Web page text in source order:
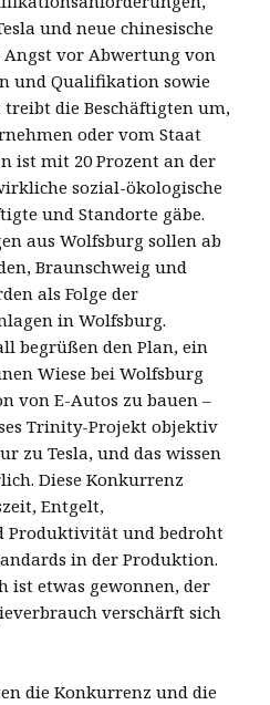
und neue chinesische
vor Abwertung von
und Qualifikation sowie
die Beschäftigten um,
oder vom Staat
ist mit 20 Prozent an der
sozial-ökologische
und Standorte gäbe.
aus Wolfsburg sollen ab
Braunschweig und
als Folge der
in Wolfsburg.
begrüßen den Plan, ein
Wiese bei Wolfsburg
von E-Autos zu bauen –
Trinity-Projekt objektiv
zu Tesla, und das wissen
Diese Konkurrenz
Entgelt,
Produktivität und bedroht
in der Produktion.
ist etwas gewonnen, der
verschärft sich
die Konkurrenz und die